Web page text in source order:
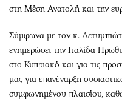
στη Μέση Ανατολή και την
Σύμφωνα με τον κ.
ενημερώσει την Ιταλίδα
στο Κυπριακό και για τις
μας για επανέναρξη
συμφωνημένου πλαισίου,